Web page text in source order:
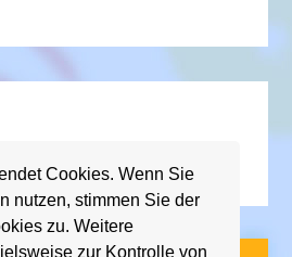
Cookies. Wenn Sie
nutzen, stimmen Sie der
zu. Weitere
zur Kontrolle von